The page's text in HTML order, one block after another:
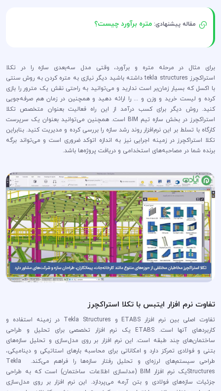
مقاله پیشنهادی:متره برآورد چیست؟
برای مثال در مرحله متره و برآورد، وقتی مدل سه‌بعدی سازه را در تکلا
استراکچرز tekla structures داشته باشید دیگر نیازی به متره کردن به روش سنتی
با اکسل که بسیار زمان‌بر است ندارید و می‌توانید به راحتی نقش یک مترور را بازی
کرده و لیست خرید و وزن و ... را ارائه دهید و همچنین در زمان‌ هم صرفه‌جویی
کنید. روش دیگر برای کسب درآمد از این راه فعالیت بعنوان متخصص تکلا
استراکچرز در بخش سازه تیم BIM است. همچنین می‌توانید بعنوان یک سرپرست
کارگاه با تسلط بر این نرم‌افزار روند رشد سازه را بررسی کرده و مدیریت کنید. بنابراین
تکلا استراکچرز در زمینه اجرایی نیز به اندازه اتوکد ضروری است و می‌تواند برگه
برنده شما در مصاحبه‌های استخدامی و دریافت پروژه‌ها باشد.
تفاوت نرم افزار ایتبس با تکلا استراکچرز
تفاوت اصلی بین نرم افزار ETABS و Tekla Structures در زمینه استفاده و
کاربردهای آنها است. ETABS یک نرم افزار تخصصی برای تحلیل و طراحی
ساختمان‌های چند طبقه است. این نرم افزار بر روی مدل‌سازی و تحلیل سازه‌های
بتنی و فولادی تمرکز دارد و امکاناتی برای محاسبه بارهای استاتیکی و دینامیکی،
طراحی سیستم‌های لرزه‌ای و تحلیل رفتار سازه‌ها را فراهم می‌کند. Tekla
Structuresیک نرم افزار BIM (مدلسازی اطلاعات ساختمان) است که به طراحی
جزئیات سازه‌های فولادی و بتن آرمه می‌پردازد. این نرم افزار بر روی مدل‌سازی